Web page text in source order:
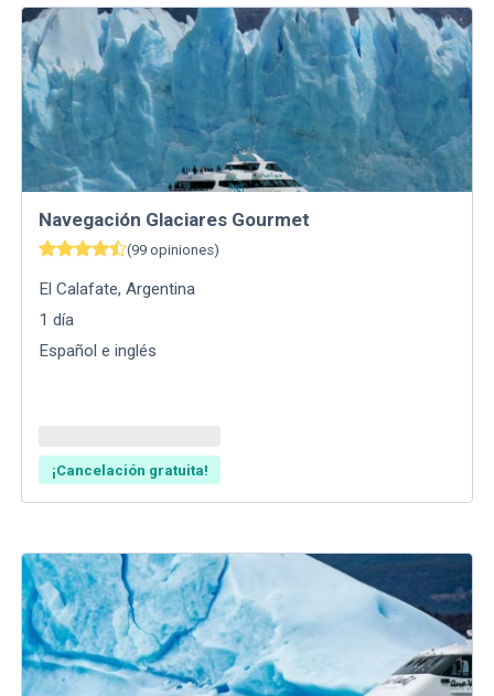
Navegación Glaciares Gourmet
(99 opiniones)
El Calafate,Argentina
1 día
Español e inglés
¡Cancelación gratuita!